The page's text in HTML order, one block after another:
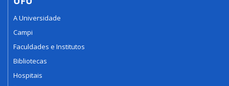
A Universidade
Campi
Faculdades e Institutos
Bibliotecas
Hospitais